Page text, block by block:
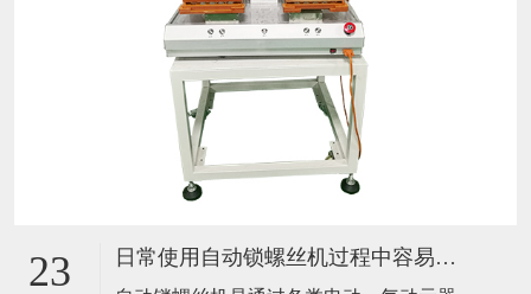
23 日常使用自动锁螺丝机过程中容易忽视哪些问题？